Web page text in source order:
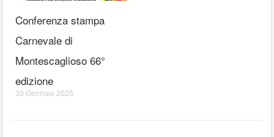
Conferenza stampa
Carnevale di
Montescaglioso 66°
edizione
30 Gennaio 2025